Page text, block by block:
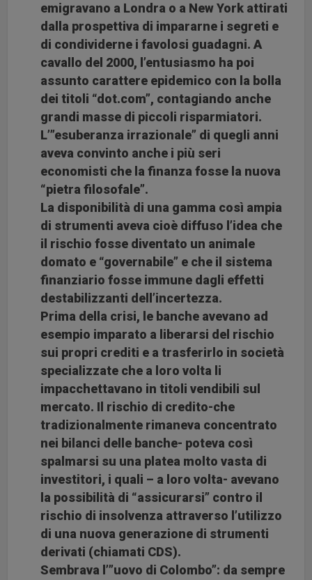
emigravano a Londra o a New York attirati
dalla prospettiva di impararne i segreti e
di condividerne i favolosi guadagni. A
cavallo del 2000, l’entusiasmo ha poi
assunto carattere epidemico con la bolla
dei titoli “dot.com”, contagiando anche
grandi masse di piccoli risparmiatori.
L’”esuberanza irrazionale” di quegli anni
aveva convinto anche i più seri
economisti che la finanza fosse la nuova
“pietra filosofale”.
La disponibilità di una gamma così ampia
di strumenti aveva cioè diffuso l’idea che
il rischio fosse diventato un animale
domato e “governabile” e che il sistema
finanziario fosse immune dagli effetti
destabilizzanti dell’incertezza.
Prima della crisi, le banche avevano ad
esempio imparato a liberarsi del rischio
sui propri crediti e a trasferirlo in società
specializzate che a loro volta li
impacchettavano in titoli vendibili sul
mercato. Il rischio di credito-che
tradizionalmente rimaneva concentrato
nei bilanci delle banche- poteva così
spalmarsi su una platea molto vasta di
investitori, i quali – a loro volta- avevano
la possibilità di “assicurarsi” contro il
rischio di insolvenza attraverso l’utilizzo
di una nuova generazione di strumenti
derivati (chiamati CDS).
Sembrava l’”uovo di Colombo”: da sempre